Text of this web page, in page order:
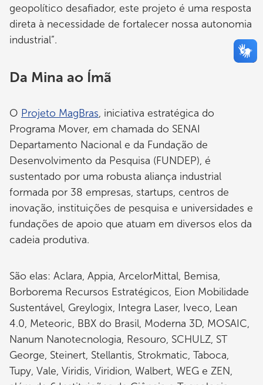
geopolítico desafiador, este projeto é uma resposta
direta à necessidade de fortalecer nossa autonomia
industrial”.
Da Mina ao Ímã
O Projeto MagBras, iniciativa estratégica do
Programa Mover, em chamada do SENAI
Departamento Nacional e da Fundação de
Desenvolvimento da Pesquisa (FUNDEP), é
sustentado por uma robusta aliança industrial
formada por 38 empresas, startups, centros de
inovação, instituições de pesquisa e universidades e
fundações de apoio que atuam em diversos elos da
cadeia produtiva.
São elas: Aclara, Appia, ArcelorMittal, Bemisa,
Borborema Recursos Estratégicos, Eion Mobilidade
Sustentável, Greylogix, Integra Laser, Iveco, Lean
4.0, Meteoric, BBX do Brasil, Moderna 3D, MOSAIC,
Nanum Nanotecnologia, Resouro, SCHULZ, ST
George, Steinert, Stellantis, Strokmatic, Taboca,
Tupy, Vale, Viridis, Viridion, Walbert, WEG e ZEN,